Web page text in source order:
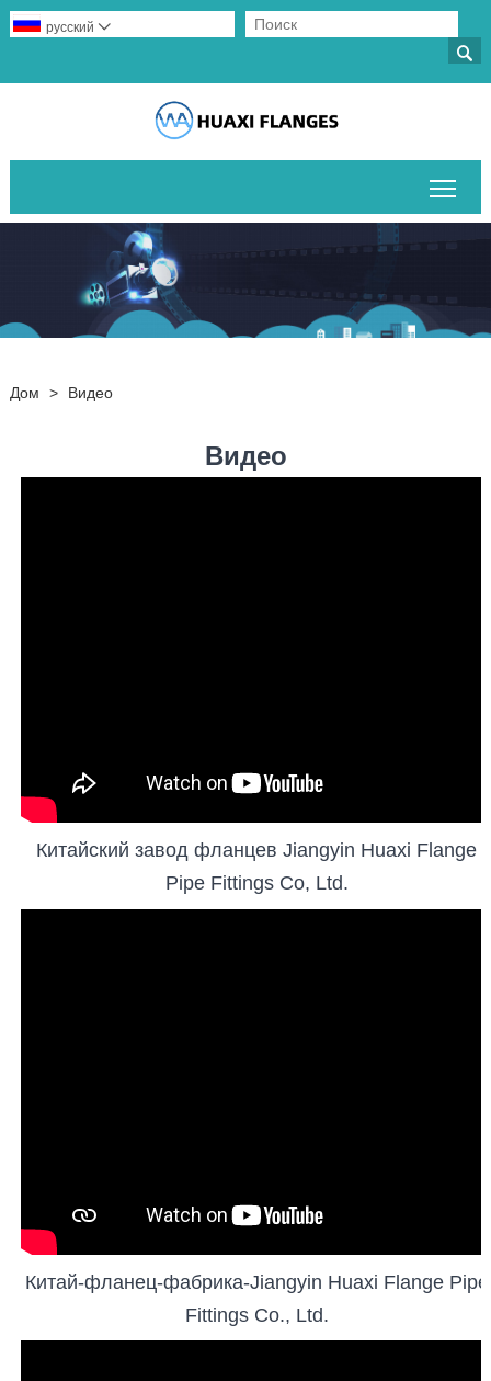

русский 
Дом > Видео
Видео
Китайский завод фланцев Jiangyin Huaxi Flange
Pipe Fittings Co, Ltd.
Китай-фланец-фабрика-Jiangyin Huaxi Flange Pipe
Fittings Co., Ltd.